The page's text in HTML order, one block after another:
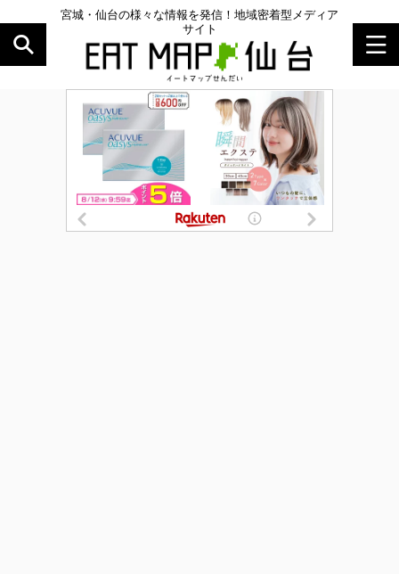
宮城・仙台の様々な情報を発信！地域密着型メディア
サイト